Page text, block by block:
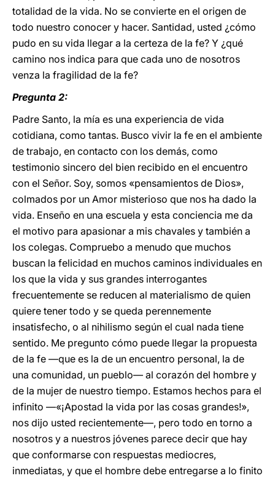
totalidad de la vida. No se convierte en el origen de
todo nuestro conocer y hacer. Santidad, usted ¿cómo
pudo en su vida llegar a la certeza de la fe? Y ¿qué
camino nos indica para que cada uno de nosotros
venza la fragilidad de la fe?
Pregunta 2:
Padre Santo, la mía es una experiencia de vida
cotidiana, como tantas. Busco vivir la fe en el ambiente
de trabajo, en contacto con los demás, como
testimonio sincero del bien recibido en el encuentro
con el Señor. Soy, somos «pensamientos de Dios»,
colmados por un Amor misterioso que nos ha dado la
vida. Enseño en una escuela y esta conciencia me da
el motivo para apasionar a mis chavales y también a
los colegas. Compruebo a menudo que muchos
buscan la felicidad en muchos caminos individuales en
los que la vida y sus grandes interrogantes
frecuentemente se reducen al materialismo de quien
quiere tener todo y se queda perennemente
insatisfecho, o al nihilismo según el cual nada tiene
sentido. Me pregunto cómo puede llegar la propuesta
de la fe —que es la de un encuentro personal, la de
una comunidad, un pueblo— al corazón del hombre y
de la mujer de nuestro tiempo. Estamos hechos para el
infinito —«¡Apostad la vida por las cosas grandes!»,
nos dijo usted recientemente—, pero todo en torno a
nosotros y a nuestros jóvenes parece decir que hay
que conformarse con respuestas mediocres,
inmediatas, y que el hombre debe entregarse a lo finito